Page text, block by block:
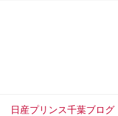
日産プリンス千葉ブログ